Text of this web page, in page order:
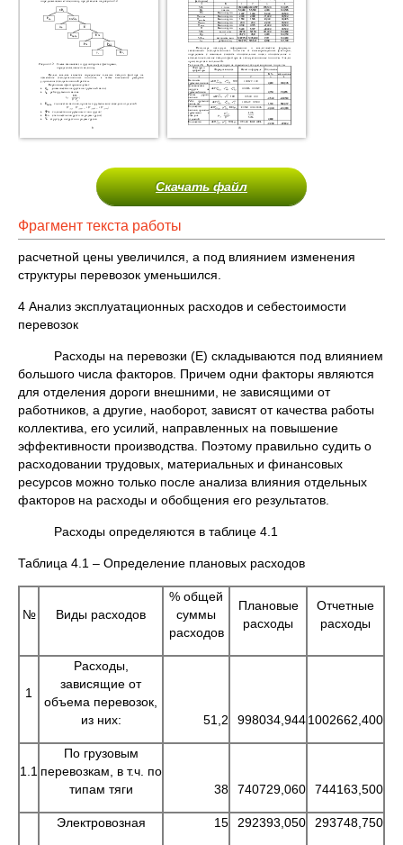
Скачать файл
Фрагмент текста работы
расчетной цены увеличился, а под влиянием изменения
структуры перевозок уменьшился.
4 Анализ эксплуатационных расходов и себестоимости
перевозок
Расходы на перевозки (Е) складываются под влиянием
большого числа факторов. Причем одни факторы являются
для отделения дороги внешними, не зависящими от
работников, а другие, наоборот, зависят от качества работы
коллектива, его усилий, направленных на повышение
эффективности производства. Поэтому правильно судить о
расходовании трудовых, материальных и финансовых
ресурсов можно только после анализа влияния отдельных
факторов на расходы и обобщения его результатов.
Расходы определяются в таблице 4.1
Таблица 4.1 – Определение плановых расходов
№ Виды расходов
% общей
суммы
расходов
Плановые
расходы
Отчетные
расходы
1
Расходы,
зависящие от
объема перевозок,
из них:
51,2 998034,9441002662,400
1.1
По грузовым
перевозкам, в т.ч. по
типам тяги
38 740729,060 744163,500
Электровозная 15 292393,050 293748,750